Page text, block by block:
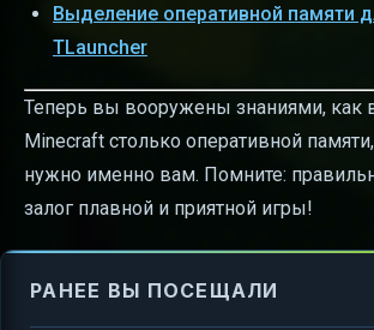
Выделение оперативной памяти
TLauncher
Теперь вы вооружены знаниями, как
Minecraft столько оперативной
нужно именно вам. Помните:
залог плавной и приятной игры!
РАНЕЕ ВЫ ПОСЕЩАЛИ